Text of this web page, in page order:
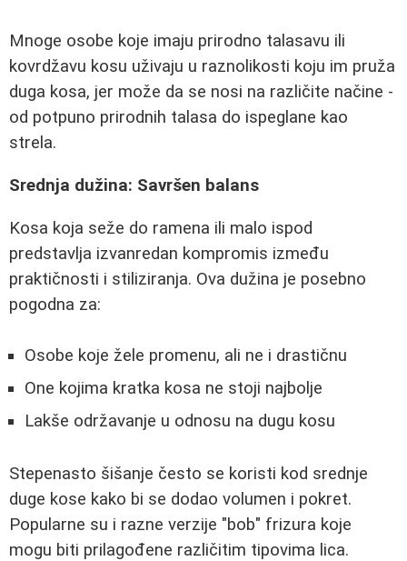
Mnoge osobe koje imaju prirodno talasavu ili
kovrdžavu kosu uživaju u raznolikosti koju im pruža
duga kosa, jer može da se nosi na različite načine -
od potpuno prirodnih talasa do ispeglane kao
strela.
Srednja dužina: Savršen balans
Kosa koja seže do ramena ili malo ispod
predstavlja izvanredan kompromis između
praktičnosti i stiliziranja. Ova dužina je posebno
pogodna za:
Osobe koje žele promenu, ali ne i drastičnu
One kojima kratka kosa ne stoji najbolje
Lakše održavanje u odnosu na dugu kosu
Stepenasto šišanje često se koristi kod srednje
duge kose kako bi se dodao volumen i pokret.
Popularne su i razne verzije "bob" frizura koje
mogu biti prilagođene različitim tipovima lica.